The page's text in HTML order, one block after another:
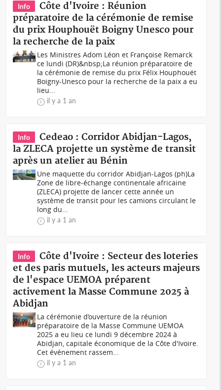
Info
Côte d'Ivoire : Réunion
préparatoire de la cérémonie de remise
du prix Houphouët Boigny Unesco pour
la recherche de la paix
Les Ministres Adom Léon et Françoise Remarck
ce lundi (DR)&nbsp;La réunion préparatoire de
la cérémonie de remise du prix Félix Houphouët
Boigny-Unesco pour la recherche de la paix a eu
lieu...
il y a 1 an
Info
Cedeao : Corridor Abidjan-Lagos,
la ZLECA projette un système de transit
après un atelier au Bénin
Une maquette du corridor Abidjan-Lagos (ph)La
Zone de libre-échange continentale africaine
(ZLECA) projette de lancer cette année un
système de transit pour les camions circulant le
long du...
il y a 1 an
Info
Côte d'Ivoire : Secteur des loteries
et des paris mutuels, les acteurs majeurs
de l'espace UEMOA préparent
activement la Masse Commune 2025 à
Abidjan
La cérémonie d’ouverture de la réunion
préparatoire de la Masse Commune UEMOA
2025 a eu lieu ce lundi 9 décembre 2024 à
Abidjan, capitale économique de la Côte d'Ivoire.
Cet événement rassem...
il y a 1 an